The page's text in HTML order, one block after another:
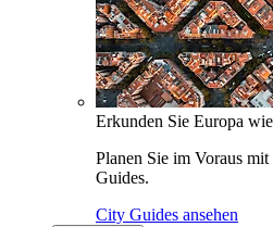
Erkunden Sie Europa
Planen Sie im Voraus
Guides.
City Guides ansehen